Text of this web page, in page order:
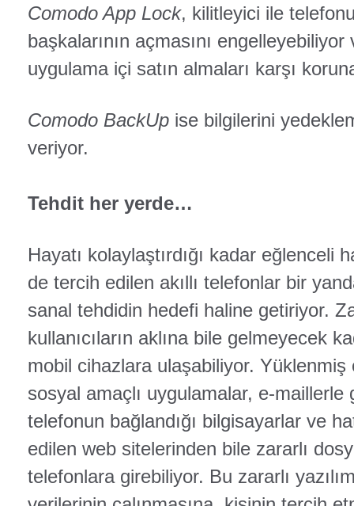
Comodo App Lock, kilitleyici ile
başkalarının açmasını
uygulama içi satın almaları karşı
Comodo BackUp ise bilgilerini
veriyor.
Tehdit her yerde…
Hayatı kolaylaştırdığı kadar eğlenceli
de tercih edilen akıllı telefonlar bir
sanal tehdidin hedefi haline getiriyor.
kullanıcıların aklına bile gelmeyecek
mobil cihazlara ulaşabiliyor.
sosyal amaçlı uygulamalar, e-maillerle
telefonun bağlandığı bilgisayarlar ve
edilen web sitelerinden bile zararlı
telefonlara girebiliyor. Bu zararlı